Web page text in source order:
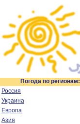
Погода по регионам:
Россия
Украина
Европа
Азия